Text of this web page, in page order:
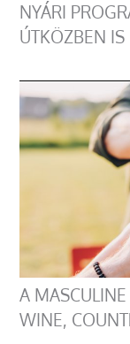
NYÁRI
ÚTKÖZBEN IS
A
WINE,